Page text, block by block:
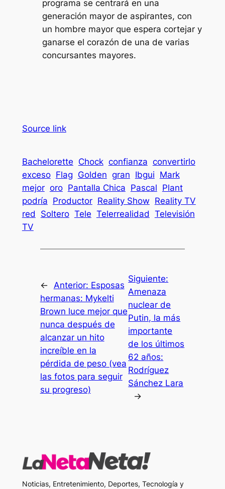
programa se centrará en una
generación mayor de aspirantes, con
un hombre mayor que espera cortejar y
ganarse el corazón de una de varias
concursantes mayores.
Source link
Bachelorette Chock confianza convertirlo
exceso Flag Golden gran Ibgui Mark
mejor oro Pantalla Chica Pascal Plant
podría Productor Reality Show Reality TV
red
Soltero Tele Telerrealidad Televisión
TV
← Anterior: Esposas
hermanas: Mykelti
Brown luce mejor que
nunca después de
alcanzar un hito
increíble en la
pérdida de peso (vea
las fotos para seguir
su progreso)
Siguiente:
Amenaza
nuclear de
Putin, la más
importante
de los últimos
62 años:
Rodríguez
Sánchez Lara
→
Noticias, Entretenimiento, Deportes, Tecnología y